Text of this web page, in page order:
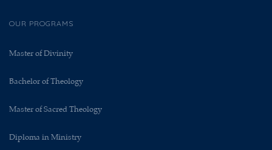
OUR PROGRAMS
Master of Divinity
Bachelor of Theology
Master of Sacred Theology
Diploma in Ministry